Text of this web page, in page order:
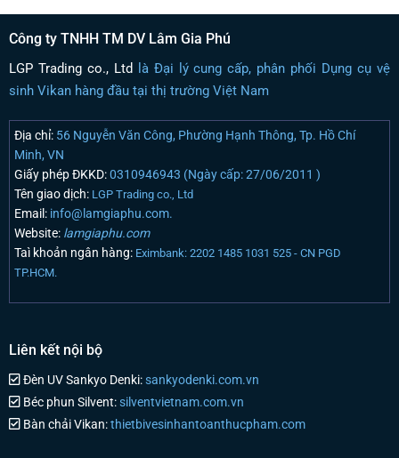
Công ty TNHH TM DV Lâm Gia Phú
LGP Trading co., Ltd là Đại lý cung cấp, phân phối Dụng cụ vệ
sinh Vikan hàng đầu tại thị trường Việt Nam
Địa chỉ:56 Nguyễn Văn Công, Phường Hạnh Thông, Tp. Hồ Chí
Minh, VN
Giấy phép ĐKKD:0310946943 (Ngày cấp: 27/06/2011 )
Tên giao dịch: LGP Trading co., Ltd
Email:info@lamgiaphu.com.
Website:lamgiaphu.com
Taì khoản ngân hàng: Eximbank: 2202 1485 1031 525 - CN PGD
TP.HCM.
Liên kết nội bộ
Đèn UV Sankyo Denki:sankyodenki.com.vn
Béc phun Silvent:silventvietnam.com.vn
Bàn chải Vikan:thietbivesinhantoanthucpham.com